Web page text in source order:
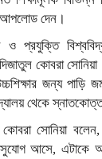
আপলোড দেন।
ও প্রযুক্তি
কোবরা
জন্য পাড়ি
থেকে
সোনিয়া
সুযোগ আসে, এটাকে